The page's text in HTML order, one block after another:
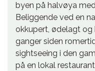
byen på halvøya
Beliggende ved en
okkupert, ødelagt
ganger siden
sightseeing i den
på en lokal